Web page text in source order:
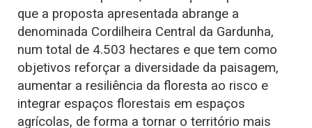
que a proposta apresentada abrange a
denominada Cordilheira Central da Gardunha,
num total de 4.503 hectares e que tem como
objetivos reforçar a diversidade da paisagem,
aumentar a resiliência da floresta ao risco e
integrar espaços florestais em espaços
agrícolas, de forma a tornar o território mais